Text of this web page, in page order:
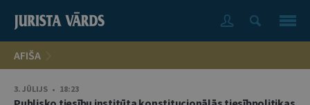
AFIŠA
3. JŪLIJS • 18:23